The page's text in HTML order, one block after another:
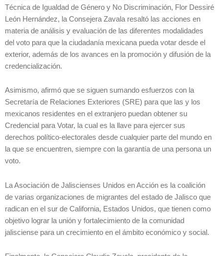
Técnica de Igualdad de Género y No Discriminación, Flor Dessiré
León Hernández, la Consejera Zavala resaltó las acciones en
materia de análisis y evaluación de las diferentes modalidades
del voto para que la ciudadanía mexicana pueda votar desde el
exterior, además de los avances en la promoción y difusión de la
credencialización.
Asimismo, afirmó que se siguen sumando esfuerzos con la
Secretaría de Relaciones Exteriores (SRE) para que las y los
mexicanos residentes en el extranjero puedan obtener su
Credencial para Votar, la cual es la llave para ejercer sus
derechos político-electorales desde cualquier parte del mundo en
la que se encuentren, siempre con la garantía de una persona un
voto.
La Asociación de Jaliscienses Unidos en Acción es la coalición
de varias organizaciones de migrantes del estado de Jalisco que
radican en el sur de California, Estados Unidos, que tienen como
objetivo lograr la unión y fortalecimiento de la comunidad
jalisciense para un crecimiento en el ámbito económico y social.